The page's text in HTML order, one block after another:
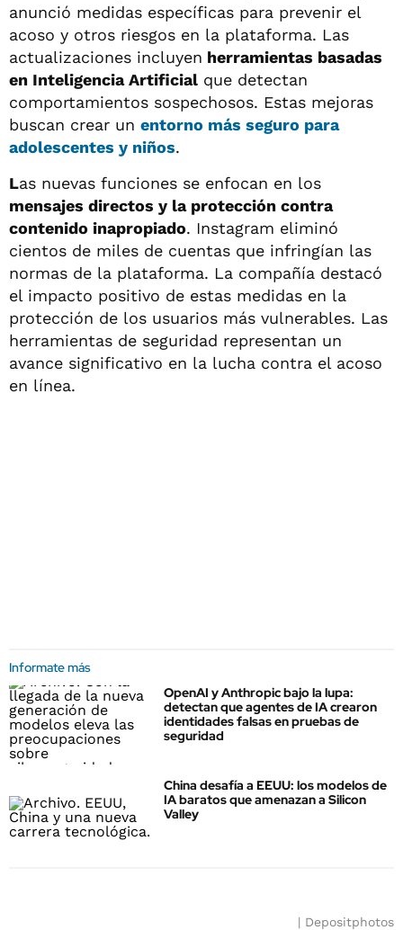
anunció medidas específicas para prevenir el
acoso y otros riesgos en la plataforma. Las
actualizaciones incluyen herramientas basadas
en Inteligencia Artificial que detectan
comportamientos sospechosos. Estas mejoras
buscan crear un entorno más seguro para
adolescentes y niños.
Las nuevas funciones se enfocan en los
mensajes directos y la protección contra
contenido inapropiado. Instagram eliminó
cientos de miles de cuentas que infringían las
normas de la plataforma. La compañía destacó
el impacto positivo de estas medidas en la
protección de los usuarios más vulnerables. Las
herramientas de seguridad representan un
avance significativo en la lucha contra el acoso
en línea.
Informate más
OpenAI y Anthropic bajo la lupa:
detectan que agentes de IA crearon
identidades falsas en pruebas de
seguridad
China desafía a EEUU: los modelos de
IA baratos que amenazan a Silicon
Valley
Depositphotos